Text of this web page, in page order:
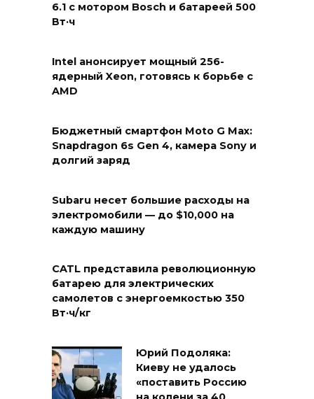
6.1 с мотором Bosch и батареей 500
Вт·ч
Intel анонсирует мощный 256-
ядерный Xeon, готовясь к борьбе с
AMD
Бюджетный смартфон Moto G Max:
Snapdragon 6s Gen 4, камера Sony и
долгий заряд
Subaru несет большие расходы на
электромобили — до $10,000 на
каждую машину
CATL представила революционную
батарею для электрических
самолетов с энергоемкостью 350
Вт·ч/кг
Юрий Подоляка:
Киеву не удалось
«поставить Россию